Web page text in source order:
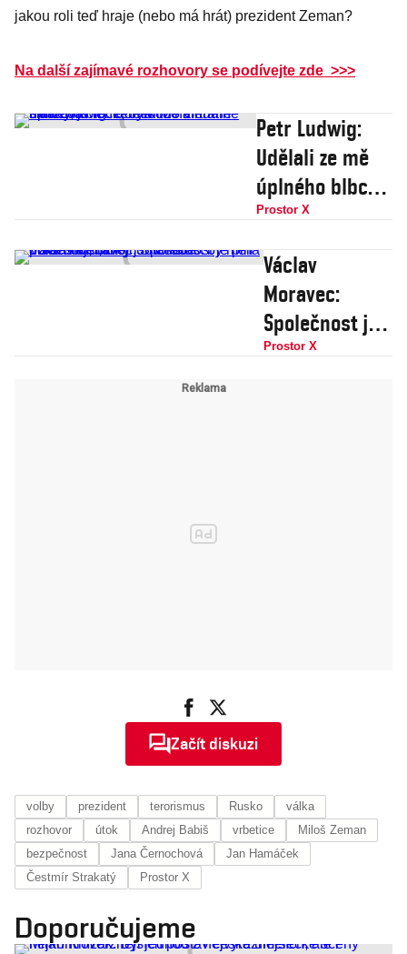
kritizovat,
Drahoš
jakou roli teď hraje (nebo má hrát) prezident Zeman?
Na další zajímavé rozhovory se podívejte zde >>>
Petr Ludwig:
Udělali ze mě
úplného blbce,
bylo to na
hraně šikany, je
lehké někoho
virtuálně
ukřižovat
Prostor X
Václav
Moravec:
Společnost je
plná
Prostor X
Začít diskuzi
volby prezident terorismus Rusko
válka
rozhovor
útok Andrej Babiš vrbetice
Miloš Zeman
bezpečnost
Jana Černochová
Jan Hamáček
Čestmír Strakatý
Prostor X
Doporučujeme